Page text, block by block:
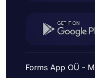
Forms App OÜ -